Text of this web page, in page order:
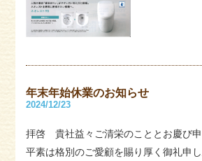
年末年始休業のお知らせ
2024/12/23
拝啓 貴社益々ご清栄のこととお慶び申
平素は格別のご愛顧を賜り厚く御礼申し